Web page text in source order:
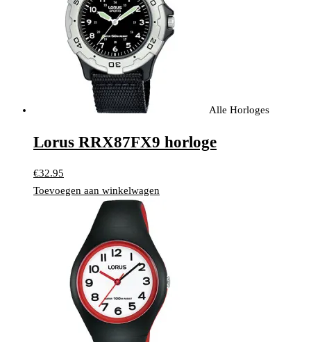
Alle Horloges
Lorus RRX87FX9 horloge
€32.95
Toevoegen aan winkelwagen